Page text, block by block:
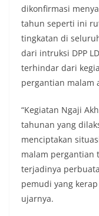
dikonfirmasi
tahun seperti ini
tingkatan di
dari intruksi DPP
terhindar dari
pergantian malam
“Kegiatan Ngaji
tahunan yang
menciptakan
malam pergantian
terjadinya
pemudi yang
ujarnya.